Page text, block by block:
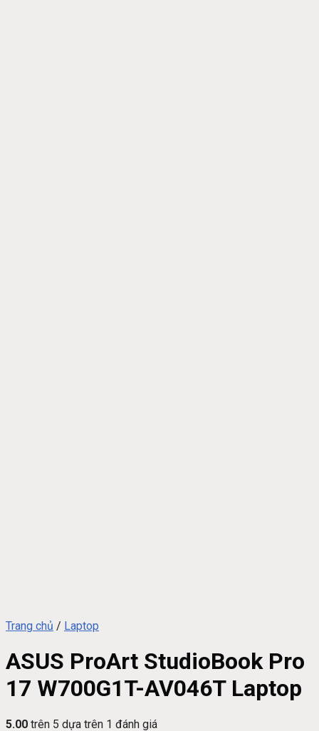
Trang chủ / Laptop
ASUS ProArt StudioBook Pro
17 W700G1T-AV046T Laptop
5.00 trên 5 dựa trên 1 đánh giá